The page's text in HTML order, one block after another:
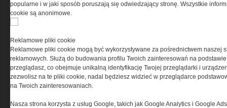
O NAS
Codzienne źródło informacji o taktyce, szkoleniu,
misjach bojowych, uzbrojeniu, umundurowaniu
i wyposażeniu jednostek specjalnych w kraju i na świecie.
popularne i w jaki sposób poruszają się odwiedzający stronę. Wszystkie
cookie są anonimowe.
Reklamowe pliki cookie
Reklamowe pliki cookie mogą być wykorzystywane za pośrednictwem naszej
reklamowych. Służą do budowania profilu Twoich zainteresowań na
przeglądasz, co obejmuje unikalną identyfikację Twojej przeglądarki i
zezwolisz na te pliki cookie, nadal będziesz widzieć w przeglądarce
na Twoich zainteresowaniach.
Nasza strona korzysta z usług Google, takich jak Google Analytics i Google